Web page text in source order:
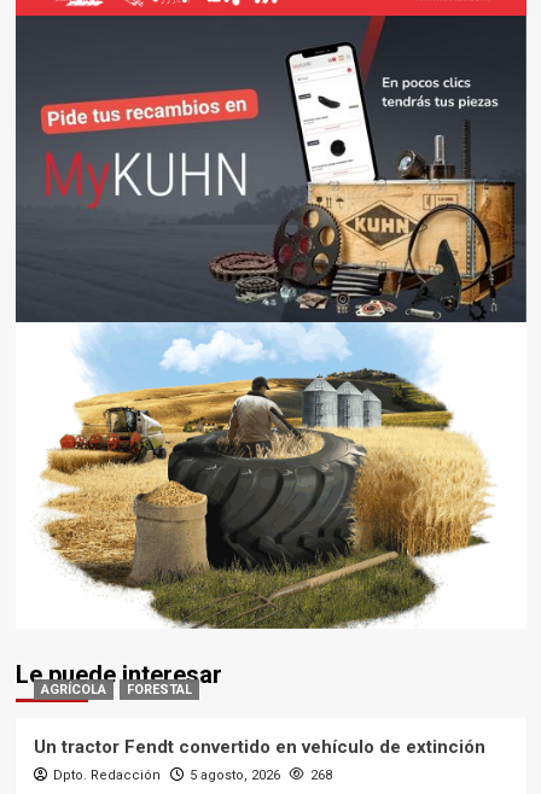
Le puede interesar
AGRÍCOLA FORESTAL
Un tractor Fendt convertido en vehículo de extinción
Dpto. Redacción 5 agosto, 2026 268